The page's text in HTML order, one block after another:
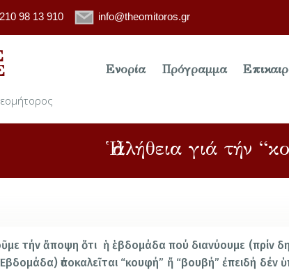
210 98 13 910 info@theomitoros.gr
Ενορία Πρόγραμμα
Ἡ ἀλήθεια γιά τήν
τήν ἄποψη ὅτι ἡ ἑβδομάδα πού διανύουμε (πρίν
ἀποκαλεῖται “κουφή” ἤ “βουβή” ἐπειδή δέν